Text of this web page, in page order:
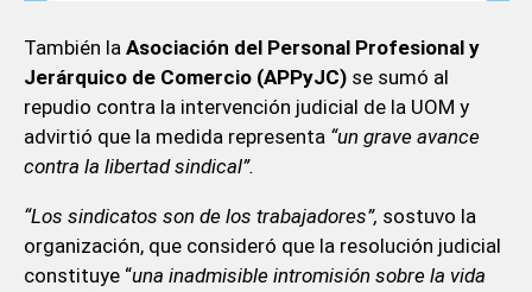
También la Asociación del Personal Profesional y
Jerárquico de Comercio (APPyJC)se sumó al
repudio contra la intervención judicial de la UOM y
advirtió que la medida representa “un grave avance
contra la libertad sindical”.
“Los sindicatos son de los trabajadores”, sostuvo la
organización, que consideró que la resolución judicial
constituye “una inadmisible intromisión sobre la vida